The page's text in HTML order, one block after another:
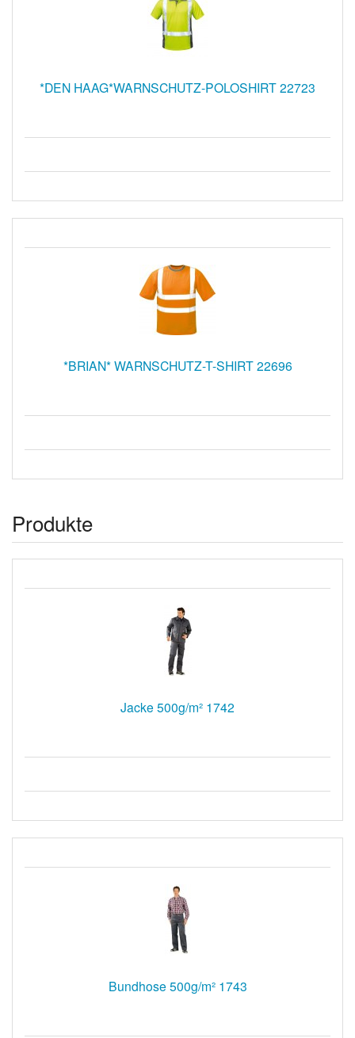
*DEN HAAG*WARNSCHUTZ-POLOSHIRT 22723
*BRIAN* WARNSCHUTZ-T-SHIRT 22696
Produkte
Jacke 500g/m² 1742
Bundhose 500g/m² 1743